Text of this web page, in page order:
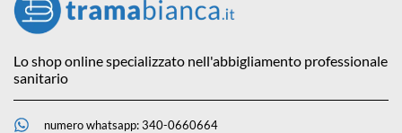
Lo shop online specializzato nell'abbigliamento professionale
sanitario
numero whatsapp: 340-0660664